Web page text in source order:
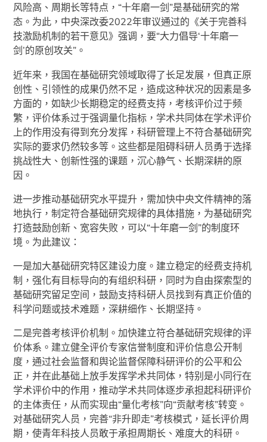
风险高、周期长等特点，“十年磨一剑”是基础研究的常
态。为此，中央深改委2022年审议通过的《关于完善科
技激励机制的若干意见》强调，要“大力倡导‘十年磨一
剑’的原创攻关”。
近年来，我国在基础研究领域取得了长足发展，但真正原
创性、引领性的成果仍然不足，造成这种状况的因素是多
方面的，如缺少长期稳定的经费支持，考核评价过于频
繁，评价体系过于强调量化指标，学术共同体在学术评价
上的作用没有得到充分发挥，科研管理上不符合基础研究
实际的要求仍然较多等。这些都是阻碍科研人员勇于选择
挑战性大、创新性强的课题，沉心静气、长期深耕的原
因。
进一步推动基础研究水平提升，需加快中央文件精神的落
地执行，制定符合基础研究规律的具体措施，为基础研究
打造鼓励创新、宽容失败，可以“十年磨一剑”的制度环
境。为此建议：
一是加大基础研究特区建设力度。建立稳定的经费支持机
制，强化有目标导向的有组织科研，同时为自由探索型的
基础研究留足空间，鼓励支持科研人员找到有真正价值的
科学问题或技术难题，深耕细作、长期坚持。
二是完善考核评价机制。加快建立符合基础研究规律的评
价体系。建立健全评价专家信誉制度和评价信息公开制
度，通过社会监督和舆论监督保障科研评价的公平和公
正，并在此基础上放手发挥学术共同体，特别是小同行在
学术评价中的作用，推动学术共同体逐步承担起科研评价
的主体责任，从而实现由“量化考核”向“贡献考核”转变。
对基础研究人员，完善“非升即走”考核模式，延长评价周
期，使青年科技人员敢于承担周期长、难度大的科研。